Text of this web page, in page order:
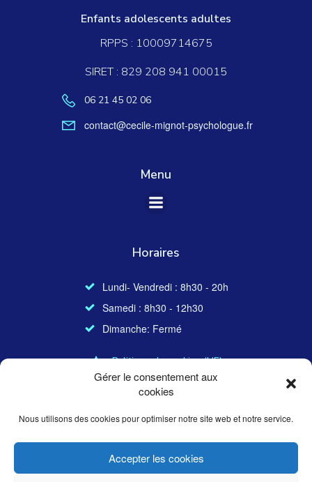
Gérer le consentement aux
cookies
Nous utilisons des cookies pour optimiser notre site web et notre service.
Accepter les cookies
Enfants adolescents adultes
RPPS : 10009714675
SIRET : 829 208 941 00015
06 21 45 02 06
contact@cecile-mignot-psychologue.fr
Menu
Horaires
Lundi- Vendredi : 8h30 - 20h
Samedi : 8h30 - 12h30
Dimanche: Fermé
Politique de cookies (UE)
Infos légales
© 2026 Cécile Mignot Psychologue